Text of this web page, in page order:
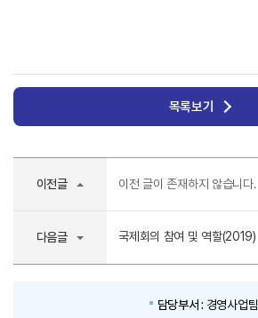
목록보기
이전글 이전 글이 존재하지 않습니다.
다음글 국제회의 참여 및 역할(2019)
담당부서 : 경영사업팀